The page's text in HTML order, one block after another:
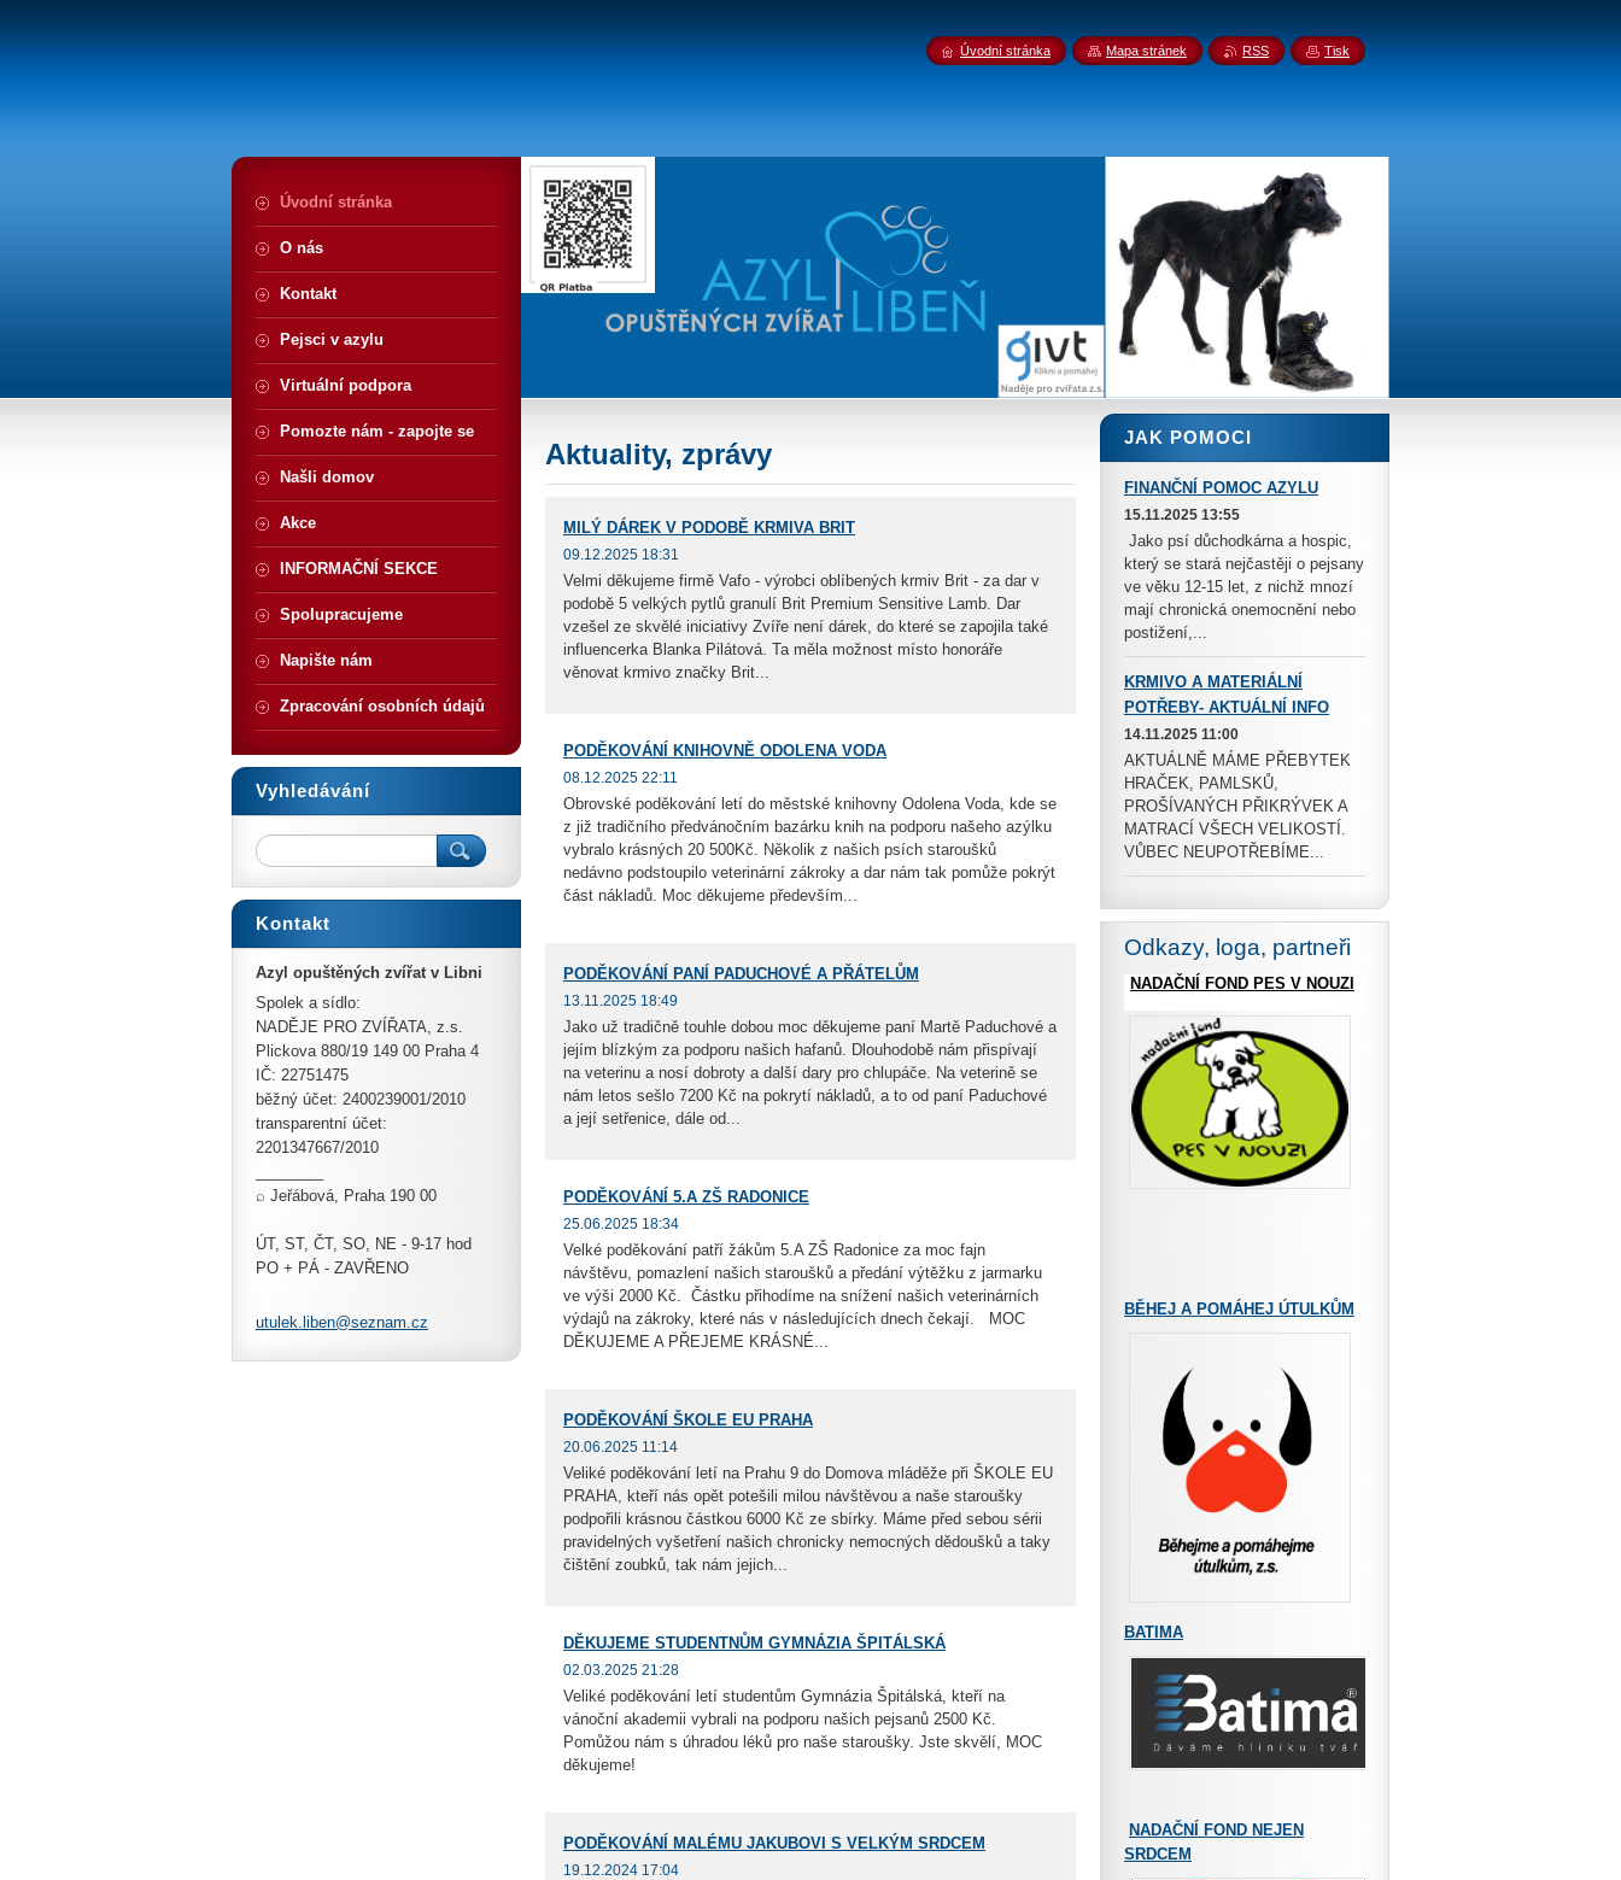
Aktuality, zprávy
MILÝ DÁREK V PODOBĚ KRMIVA BRIT
09.12.2025 18:31
Velmi děkujeme firmě Vafo - výrobci oblíbených krmiv Brit - za dar v
podobě 5 velkých pytlů granulí Brit Premium Sensitive Lamb. Dar
vzešel ze skvělé iniciativy Zvíře není dárek, do které se zapojila také
influencerka Blanka Pilátová. Ta měla možnost místo honoráře
věnovat krmivo značky Brit...
PODĚKOVÁNÍ KNIHOVNĚ ODOLENA VODA
08.12.2025 22:11
Obrovské poděkování letí do městské knihovny Odolena Voda, kde se
z již tradičního předvánočním bazárku knih na podporu našeho azýlku
vybralo krásných 20 500Kč. Několik z našich psích staroušků
nedávno podstoupilo veterinární zákroky a dar nám tak pomůže pokrýt
část nákladů. Moc děkujeme především...
PODĚKOVÁNÍ PANÍ PADUCHOVÉ A PŘÁTELŮM
13.11.2025 18:49
Jako už tradičně touhle dobou moc děkujeme paní Martě Paduchové a
jejím blízkým za podporu našich hafanů. Dlouhodobě nám přispívají
na veterinu a nosí dobroty a další dary pro chlupáče. Na veterině se
nám letos sešlo 7200 Kč na pokrytí nákladů, a to od paní Paduchové
a její setřenice, dále od...
PODĚKOVÁNÍ 5.A ZŠ RADONICE
25.06.2025 18:34
Velké poděkování patří žákům 5.A ZŠ Radonice za moc fajn
návštěvu, pomazlení našich staroušků a předání výtěžku z jarmarku
ve výši 2000 Kč. Částku přihodíme na snížení našich veterinárních
výdajů na zákroky, které nás v následujících dnech čekají. MOC
DĚKUJEME A PŘEJEME KRÁSNÉ...
PODĚKOVÁNÍ ŠKOLE EU PRAHA
20.06.2025 11:14
Veliké poděkování letí na Prahu 9 do Domova mláděže při ŠKOLE EU
PRAHA, kteří nás opět potešili milou návštěvou a naše staroušky
podpořili krásnou částkou 6000 Kč ze sbírky. Máme před sebou sérii
pravidelných vyšetření našich chronicky nemocných dědoušků a taky
čištění zoubků, tak nám jejich...
DĚKUJEME STUDENTNŮM GYMNÁZIA ŠPITÁLSKÁ
02.03.2025 21:28
Veliké poděkování letí studentům Gymnázia Špitálská, kteří na
vánoční akademii vybrali na podporu našich pejsanů 2500 Kč.
Pomůžou nám s úhradou léků pro naše staroušky. Jste skvělí, MOC
děkujeme!
PODĚKOVÁNÍ MALÉMU JAKUBOVI S VELKÝM SRDCEM
19.12.2024 17:04
JAK POMOCI
FINANČNÍ POMOC AZYLU
15.11.2025 13:55
Jako psí důchodkárna a hospic,
který se stará nejčastěji o pejsany
ve věku 12-15 let, z nichž mnozí
mají chronická onemocnění nebo
postižení,...
KRMIVO A MATERIÁLNÍ
POTŘEBY- AKTUÁLNÍ INFO
14.11.2025 11:00
AKTUÁLNĚ MÁME PŘEBYTEK
HRAČEK, PAMLSKŮ,
PROŠÍVANÝCH PŘIKRÝVEK A
MATRACÍ VŠECH VELIKOSTÍ.
VŮBEC NEUPOTŘEBÍME...
Odkazy, loga, partneři
NADAČNÍ FOND PES V NOUZI
BĚHEJ A POMÁHEJ ÚTULKŮM
BATIMA
NADAČNÍ FOND NEJEN
SRDCEM
Úvodní stránka
O nás
Kontakt
Pejsci v azylu
Virtuální podpora
Pomozte nám - zapojte se
Našli domov
Akce
INFORMAČNÍ SEKCE
Spolupracujeme
Napište nám
Zpracování osobních údajů
Vyhledávání
Kontakt
Azyl opuštěných zvířat v Libni
Spolek a sídlo:
NADĚJE PRO ZVÍŘATA, z.s.
Plickova 880/19 149 00 Praha 4
IČ: 22751475
běžný účet: 2400239001/2010
transparentní účet:
2201347667/2010
⌕ Jeřábová, Praha 190 00
ÚT, ST, ČT, SO, NE - 9-17 hod
PO + PÁ - ZAVŘENO
utulek.l iben@seznam.cz
Úvodní stránka Mapa stránek RSS Tisk